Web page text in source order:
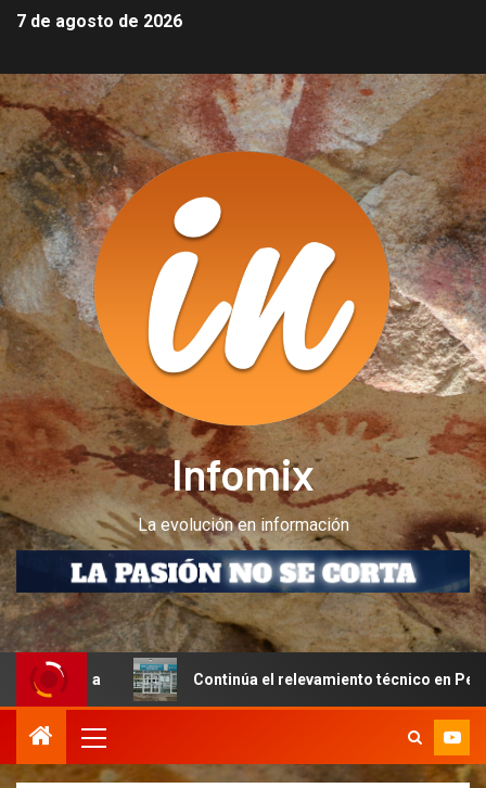
7 de agosto de 2026
Infomix
La evolución en información
Continúa el relevamiento técnico en Perito